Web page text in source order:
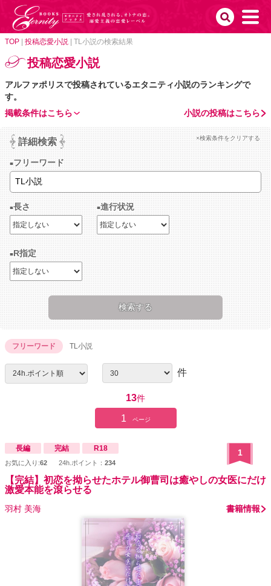
TOP 投稿恋愛小説 TL小説の検索結果
投稿恋愛小説
アルファポリスで投稿されているエタニティ小説のランキングで
す。
小説の投稿はこちら
掲載条件はこちら
詳細検索 ×検索条件をクリアする
フリーワード
長さ 進行状況
R指定
フリーワード TL小説
件
13件
1 ページ
長編 完結 R18
お気に入り:62 24h.ポイント： 234
1
【完結】初恋を拗らせたホテル御曹司は癒やしの女医にだけ
激愛本能を滾らせる
羽村 美海 書籍情報